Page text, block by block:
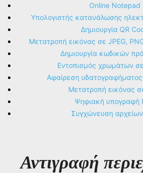
Online Notepad
Υπολογιστής κατανάλωσης
Δημιουργία QR
Μετατροπή εικόνας σε JPEG,
Δημιουργία κωδικών
Εντοπισμός χρωμάτων
Αφαίρεση
Μετατροπή εικόνας
Ψηφιακή υπογραφή
Συγχώνευση
Αντιγραφή